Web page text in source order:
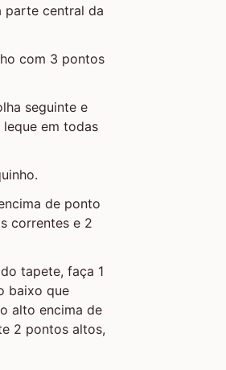
parte central da
com 3 pontos
seguinte e
em todas
de ponto
correntes e 2
tapete, faça 1
baixo que
alto encima de
2 pontos altos,